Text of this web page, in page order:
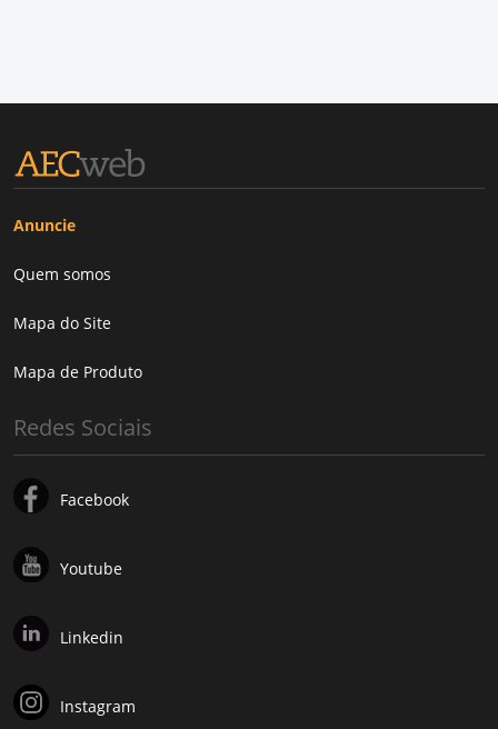
Anuncie
Quem somos
Mapa do Site
Mapa de Produto
Redes Sociais
Facebook
Youtube
Linkedin
Instagram